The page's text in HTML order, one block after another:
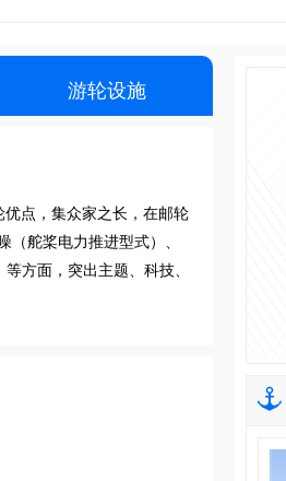
游轮设施
点，集众家之长，在邮轮
舵桨电力推进型式）、
方面，突出主题、科技、
